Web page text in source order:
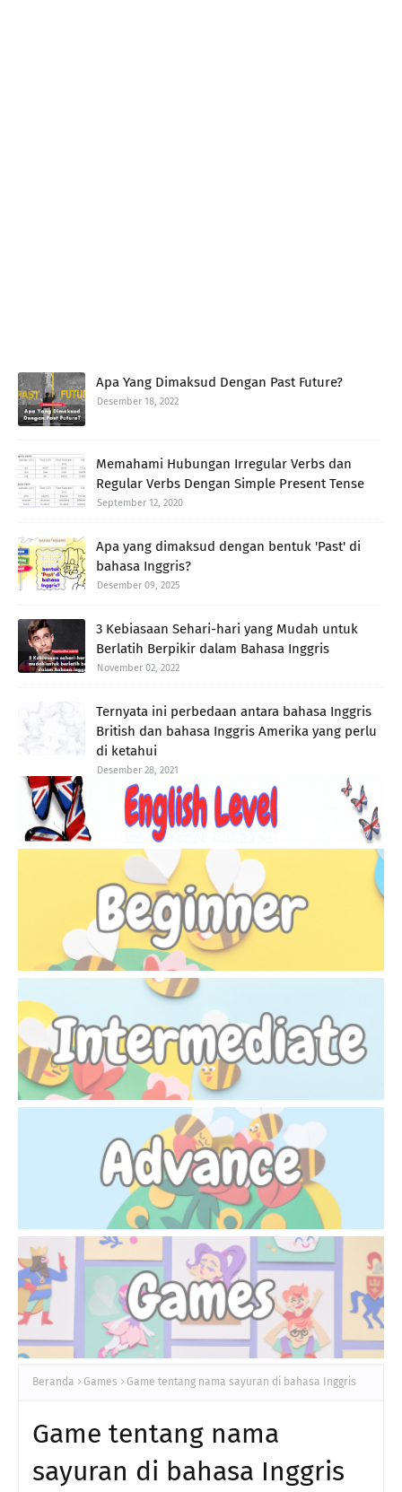
Apa Yang Dimaksud Dengan Past Future?
Desember 18, 2022
Memahami Hubungan Irregular Verbs dan
Regular Verbs Dengan Simple Present Tense
September 12, 2020
Apa yang dimaksud dengan bentuk 'Past' di
bahasa Inggris?
Desember 09, 2025
3 Kebiasaan Sehari-hari yang Mudah untuk
Berlatih Berpikir dalam Bahasa Inggris
November 02, 2022
Ternyata ini perbedaan antara bahasa Inggris
British dan bahasa Inggris Amerika yang perlu
di ketahui
Desember 28, 2021
Beranda Games Game tentang nama sayuran di bahasa Inggris
Game tentang nama
sayuran di bahasa Inggris